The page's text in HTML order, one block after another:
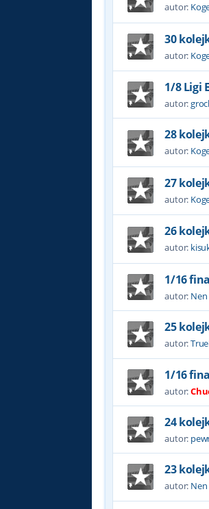
autor:
30
autor:
1/8 Ligi
autor:
28
autor:
27
autor:
26
autor:
1/16
autor: Nen
25
autor:
1/16
autor:
24
autor:
23
autor: Nen